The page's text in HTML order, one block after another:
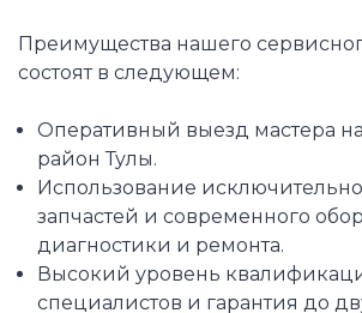
Преимущества нашего
состоят в следующем:
Оперативный выезд мастера
район Тулы.
Использование
запчастей и современного
диагностики и ремонта.
Высокий уровень
специалистов и гарантия до